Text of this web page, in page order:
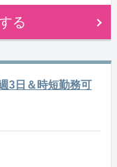
る
3日＆時短勤務可